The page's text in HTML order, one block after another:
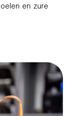
en zure